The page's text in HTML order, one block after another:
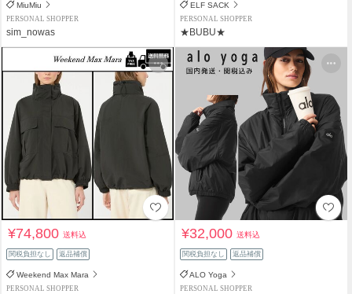
MiuMiu
PERSONAL SHOPPER
sim_nowas
ELF SACK
PERSONAL SHOPPER
★BUBU★
¥74,800送料込
関税負担なし 返品補償
Weekend Max Mara
PERSONAL SHOPPER
¥32,000送料込
関税負担なし 返品補償
ALO Yoga
PERSONAL SHOPPER